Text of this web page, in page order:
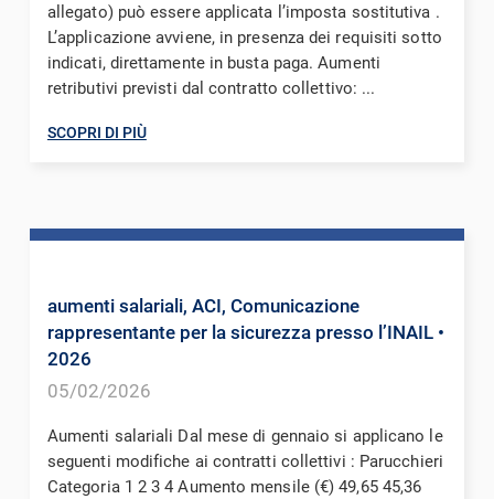
allegato) può essere applicata l’imposta sostitutiva .
L’applicazione avviene, in presenza dei requisiti sotto
indicati, direttamente in busta paga. Aumenti
retributivi previsti dal contratto collettivo: ...
SCOPRI DI PIÙ
aumenti salariali, ACI, Comunicazione
rappresentante per la sicurezza presso l’INAIL •
2026
05/02/2026
Aumenti salariali Dal mese di gennaio si applicano le
seguenti modifiche ai contratti collettivi : Parucchieri
Categoria 1 2 3 4 Aumento mensile (€) 49,65 45,36